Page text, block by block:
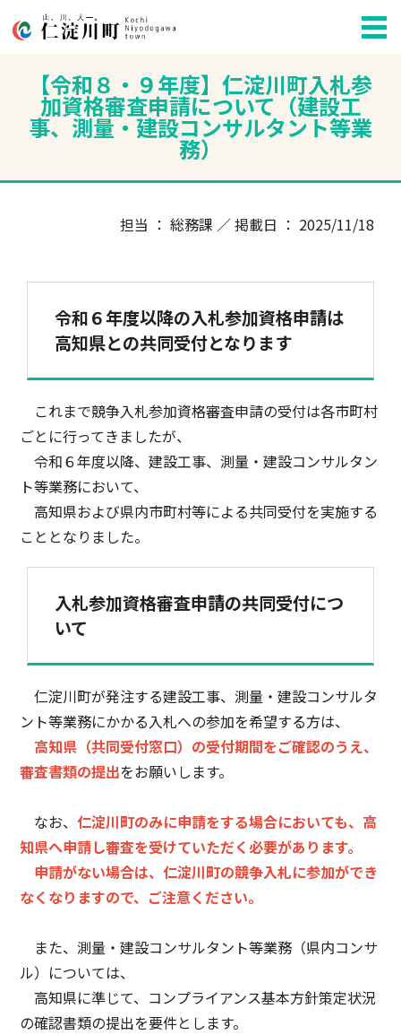
【令和８・９年度】仁淀川町入札参
加資格審査申請について（建設工
事、測量・建設コンサルタント等業
務）
担当 ： 総務課 ／ 掲載日 ： 2025/11/18
令和６年度以降の入札参加資格申請は
高知県との共同受付となります
これまで競争入札参加資格審査申請の受付は各市町村
ごとに行ってきましたが、
令和６年度以降、建設工事、測量・建設コンサルタン
ト等業務において、
高知県および県内市町村等による共同受付を実施する
こととなりました。
入札参加資格審査申請の共同受付につ
いて
仁淀川町が発注する建設工事、測量・建設コンサルタ
ント等業務にかかる入札への参加を希望する方は、
高知県（共同受付窓口）の受付期間をご確認のうえ、
審査書類の提出をお願いします。
なお、仁淀川町のみに申請をする場合においても、高
知県へ申請し審査を受けていただく必要があります。
申請がない場合は、仁淀川町の競争入札に参加ができ
なくなりますので、ご注意ください。
また、測量・建設コンサルタント等業務（県内コンサ
ル）については、
高知県に準じて、コンプライアンス基本方針策定状況
の確認書類の提出を要件とします。